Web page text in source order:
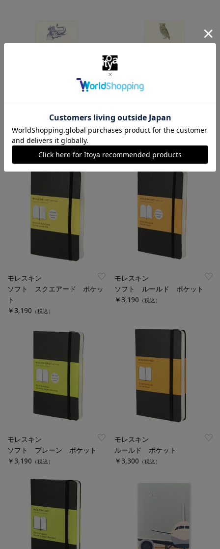
アレクサピューリッツアー
ジョッターカード ラッキーエ
レファント
￥3,300
アレクサピューリッツアー
ジョッターカード ロイヤルオ
モレスキン
ソフト スクエアード ポケッ
ト
￥3,190 （税込）
モレスキン
ソフト ルールド ポケット
￥3,190 （税込）
モレスキン
ソフト プレーン ポケット
￥3,190 （税込）
モレスキン
ルールド ポケット
￥3,300 （税込）